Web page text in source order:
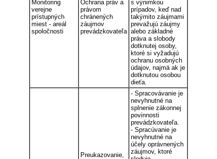
Monitoring
verejne
prístupných
miest - areál
spoločnosti
Ochrana práv a
právom
chránených
záujmov
prevádzkovateľa
s výnimkou
prípadov, keď nad
takýmito záujmami
prevažujú záujmy
alebo základné
práva a slobody
dotknutej osoby,
ktoré si vyžadujú
ochranu osobných
údajov, najmä ak je
dotknutou osobou
dieťa.
Preukazovanie,
- Spracovávanie je
nevyhnutné na
splnenie zákonnej
povinnosti
prevádzkovateľa.
- Spracúvanie je
nevyhnutné na
účely oprávnených
záujmov, ktoré